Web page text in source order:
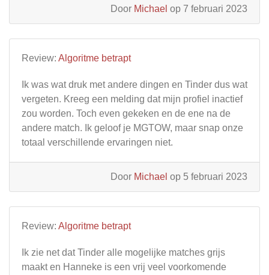
Door Michael op 7 februari 2023
Review: Algoritme betrapt
Ik was wat druk met andere dingen en Tinder dus wat
vergeten. Kreeg een melding dat mijn profiel inactief
zou worden. Toch even gekeken en de ene na de
andere match. Ik geloof je MGTOW, maar snap onze
totaal verschillende ervaringen niet.
Door Michael op 5 februari 2023
Review: Algoritme betrapt
Ik zie net dat Tinder alle mogelijke matches grijs
maakt en Hanneke is een vrij veel voorkomende